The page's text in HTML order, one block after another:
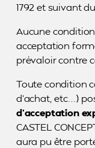
1792 et suivant
Aucune
acceptation
prévaloir contre
Toute condition
d’achat, etc…)
d’acceptation
CASTEL
aura pu être